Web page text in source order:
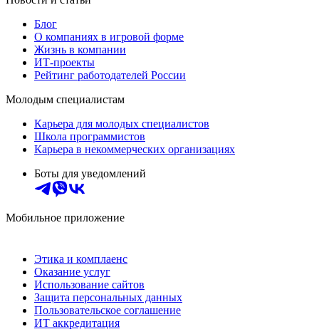
Блог
О компаниях в игровой форме
Жизнь в компании
ИТ-проекты
Рейтинг работодателей России
Молодым специалистам
Карьера для молодых специалистов
Школа программистов
Карьера в некоммерческих организациях
Боты для уведомлений
Мобильное приложение
Этика и комплаенс
Оказание услуг
Использование сайтов
Защита персональных данных
Пользовательское соглашение
ИТ аккредитация